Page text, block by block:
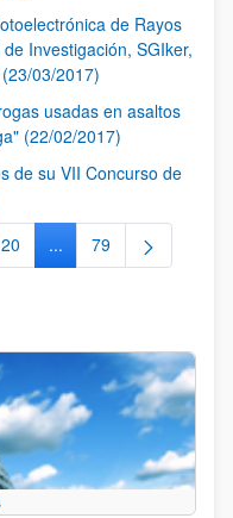
de Rayos
Investigación, SGIker,
03/2017)
usadas en asaltos
(22/02/2017)
de su VII Concurso de
Use TAB para desplazarse.
Página
20 ...Páginas intermedias
Página
79